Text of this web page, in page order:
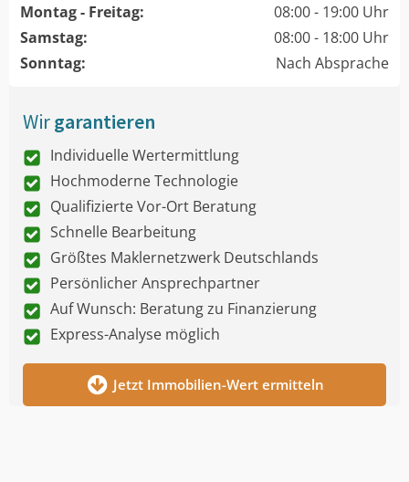
Montag - Freitag:
08:00 - 19:00 Uhr
Samstag:
08:00 - 18:00 Uhr
Sonntag:
Nach Absprache
Wirgarantieren
Individuelle Wertermittlung
Hochmoderne Technologie
Qualifizierte Vor-Ort Beratung
Schnelle Bearbeitung
Größtes Maklernetzwerk Deutschlands
Persönlicher Ansprechpartner
Auf Wunsch: Beratung zu Finanzierung
Express-Analyse möglich
Jetzt Immobilien-Wert ermitteln